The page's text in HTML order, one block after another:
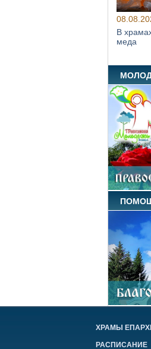
В
меда
ХРАМЫ
РАСПИСАНИЕ